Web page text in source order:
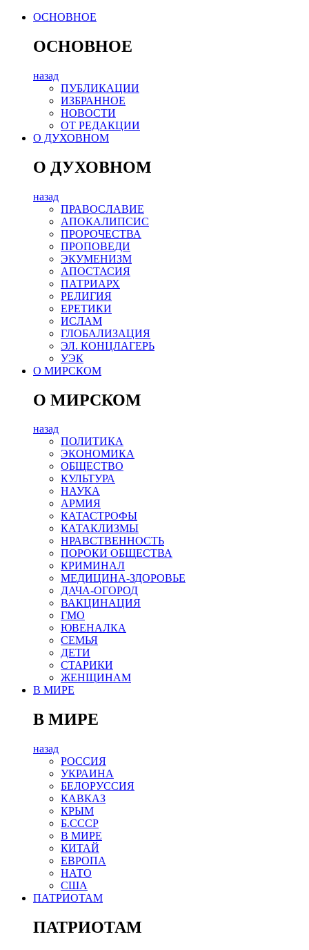
ОСНОВНОЕ
ОСНОВНОЕ
назад
ПУБЛИКАЦИИ
ИЗБРАННОЕ
НОВОСТИ
ОТ РЕДАКЦИИ
О ДУХОВНОМ
О ДУХОВНОМ
назад
ПРАВОСЛАВИЕ
АПОКАЛИПСИС
ПРОРОЧЕСТВА
ПРОПОВЕДИ
ЭКУМЕНИЗМ
АПОСТАСИЯ
ПАТРИАРХ
РЕЛИГИЯ
ЕРЕТИКИ
ИСЛАМ
ГЛОБАЛИЗАЦИЯ
ЭЛ. КОНЦЛАГЕРЬ
УЭК
О МИРСКОМ
О МИРСКОМ
назад
ПОЛИТИКА
ЭКОНОМИКА
ОБЩЕСТВО
КУЛЬТУРА
НАУКА
АРМИЯ
КАТАСТРОФЫ
КАТАКЛИЗМЫ
НРАВСТВЕННОСТЬ
ПОРОКИ ОБЩЕСТВА
КРИМИНАЛ
МЕДИЦИНА-ЗДОРОВЬЕ
ДАЧА-ОГОРОД
ВАКЦИНАЦИЯ
ГМО
ЮВЕНАЛКА
СЕМЬЯ
ДЕТИ
СТАРИКИ
ЖЕНЩИНАМ
В МИРЕ
В МИРЕ
назад
РОСCИЯ
УКРАИНА
БЕЛОРУССИЯ
КАВКАЗ
КРЫМ
Б.СССР
В МИРЕ
КИТАЙ
ЕВРОПА
НАТО
США
ПАТРИОТАМ
ПАТРИОТАМ